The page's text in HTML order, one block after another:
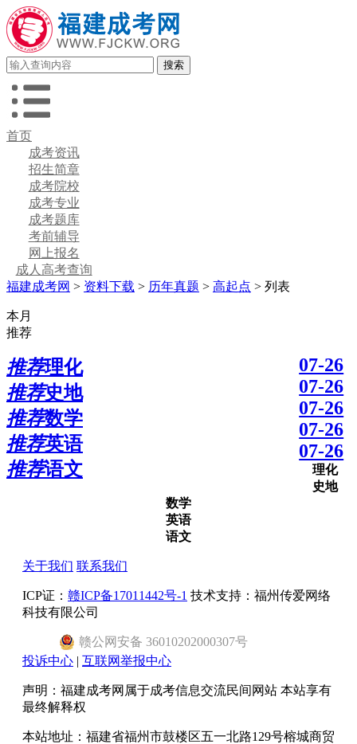
首页
成考资讯
招生简章
成考院校
成考专业
成考题库
考前辅导
网上报名
成人高考查询
福建成考网 > 资料下载 > 历年真题 > 高起点 > 列表
本月
推荐
推荐理化
07-26
推荐史地
07-26
推荐数学
07-26
推荐英语
07-26
推荐语文
07-26
理化
史地
数学
英语
语文
关于我们 联系我们
ICP证： 赣ICP备17011442号-1 技术支持：福州传爱网络
科技有限公司
赣公网安备 36010202000307号
投诉中心 | 互联网举报中心
声明：福建成考网属于成考信息交流民间网站 本站享有
最终解释权
本站地址：福建省福州市鼓楼区五一北路129号榕城商贸